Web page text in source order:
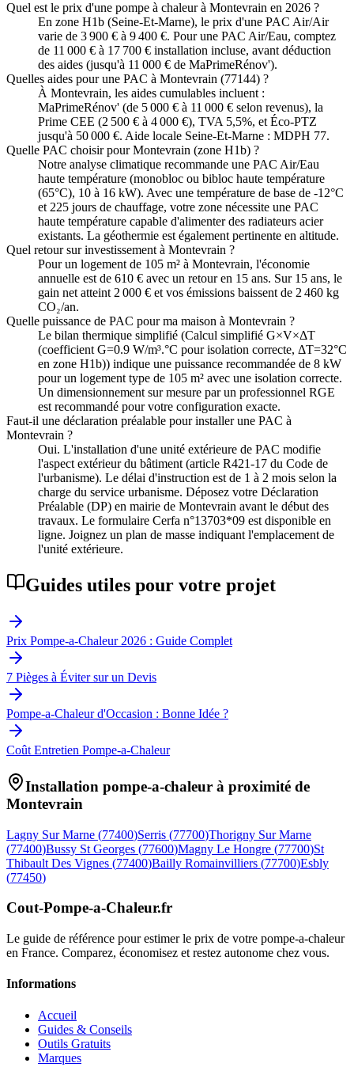
Quel est le prix d'une pompe à chaleur à Montevrain en 2026 ?
En zone H1b (Seine-Et-Marne), le prix d'une PAC Air/Air
varie de 3 900 € à 9 400 €. Pour une PAC Air/Eau, comptez
de 11 000 € à 17 700 € installation incluse, avant déduction
des aides (jusqu'à 11 000 € de MaPrimeRénov').
Quelles aides pour une PAC à Montevrain (77144) ?
À Montevrain, les aides cumulables incluent :
MaPrimeRénov' (de 5 000 € à 11 000 € selon revenus), la
Prime CEE (2 500 € à 4 000 €), TVA 5,5%, et Éco-PTZ
jusqu'à 50 000 €. Aide locale Seine-Et-Marne : MDPH 77.
Quelle PAC choisir pour Montevrain (zone H1b) ?
Notre analyse climatique recommande une PAC Air/Eau
haute température (monobloc ou bibloc haute température
(65°C), 10 à 16 kW). Avec une température de base de -12°C
et 225 jours de chauffage, votre zone nécessite une PAC
haute température capable d'alimenter des radiateurs acier
existants. La géothermie est également pertinente en altitude.
Quel retour sur investissement à Montevrain ?
Pour un logement de 105 m² à Montevrain, l'économie
annuelle est de 610 € avec un retour en 15 ans. Sur 15 ans, le
gain net atteint 2 000 € et vos émissions baissent de 2 460 kg
CO₂/an.
Quelle puissance de PAC pour ma maison à Montevrain ?
Le bilan thermique simplifié (Calcul simplifié G×V×ΔT
(coefficient G=0.9 W/m³.°C pour isolation correcte, ΔT=32°C
en zone H1b)) indique une puissance recommandée de 8 kW
pour un logement type de 105 m² avec une isolation correcte.
Un dimensionnement sur mesure par un professionnel RGE
est recommandé pour votre configuration exacte.
Faut-il une déclaration préalable pour installer une PAC à
Montevrain ?
Oui. L'installation d'une unité extérieure de PAC modifie
l'aspect extérieur du bâtiment (article R421-17 du Code de
l'urbanisme). Le délai d'instruction est de 1 à 2 mois selon la
charge du service urbanisme. Déposez votre Déclaration
Préalable (DP) en mairie de Montevrain avant le début des
travaux. Le formulaire Cerfa n°13703*09 est disponible en
ligne. Joignez un plan de masse indiquant l'emplacement de
l'unité extérieure.
Guides utiles pour votre projet
Prix Pompe-a-Chaleur 2026 : Guide Complet
7 Pièges à Éviter sur un Devis
Pompe-a-Chaleur d'Occasion : Bonne Idée ?
Coût Entretien Pompe-a-Chaleur
Installation pompe-a-chaleur à proximité de
Montevrain
Lagny Sur Marne (77400)Serris (77700)Thorigny Sur Marne
(77400)Bussy St Georges (77600)Magny Le Hongre (77700)St
Thibault Des Vignes (77400)Bailly Romainvilliers (77700)Esbly
(77450)
Cout-Pompe-a-Chaleur.fr
Le guide de référence pour estimer le prix de votre pompe-a-chaleur
en France. Comparez, économisez et restez autonome chez vous.
Informations
Accueil
Guides & Conseils
Outils Gratuits
Marques